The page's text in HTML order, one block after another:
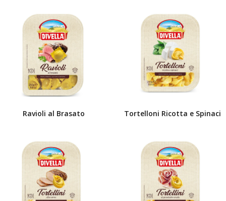
Ravioli al Brasato Tortelloni Ricotta e Spinaci